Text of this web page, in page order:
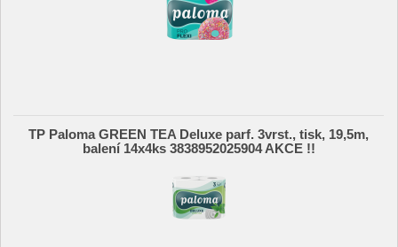
TP Paloma GREEN TEA Deluxe parf. 3vrst., tisk, 19,5m,
balení 14x4ks 3838952025904 AKCE !!